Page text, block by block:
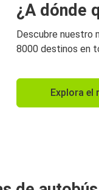
¿A dónde
Descubre nuestro
8000 destinos en
Explora el